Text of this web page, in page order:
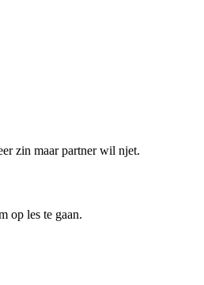
zin maar partner wil njet.
op les te gaan.